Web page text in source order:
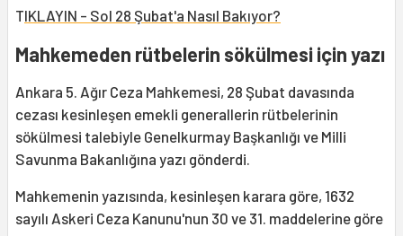
TIKLAYIN - Sol 28 Şubat'a Nasıl Bakıyor?
Mahkemeden rütbelerin sökülmesi için yazı
Ankara 5. Ağır Ceza Mahkemesi, 28 Şubat davasında
cezası kesinleşen emekli generallerin rütbelerinin
sökülmesi talebiyle Genelkurmay Başkanlığı ve Milli
Savunma Bakanlığına yazı gönderdi.
Mahkemenin yazısında, kesinleşen karara göre, 1632
sayılı Askeri Ceza Kanunu'nun 30 ve 31. maddelerine göre